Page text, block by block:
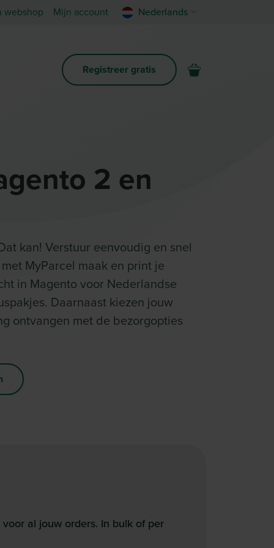
webshop Mijn account Nederlands
Registreer gratis
2 en
kan! Verstuur eenvoudig en snel
MyParcel maak en print je
in Magento voor Nederlandse
Daarnaast kiezen jouw
ontvangen met de bezorgopties
al jouw orders. In bulk of per